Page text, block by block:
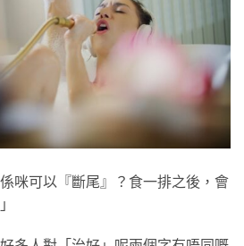
咪可以『斷尾』？食一排之後，會